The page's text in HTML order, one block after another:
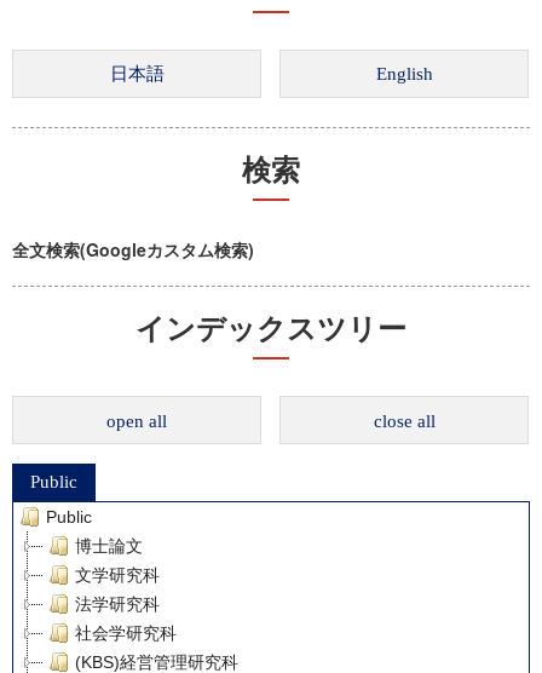
検索
全文検索(Googleカスタム検索)
インデックスツリー
open all close all
Public
Public
博士論文
文学研究科
法学研究科
社会学研究科
(KBS)経営管理研究科